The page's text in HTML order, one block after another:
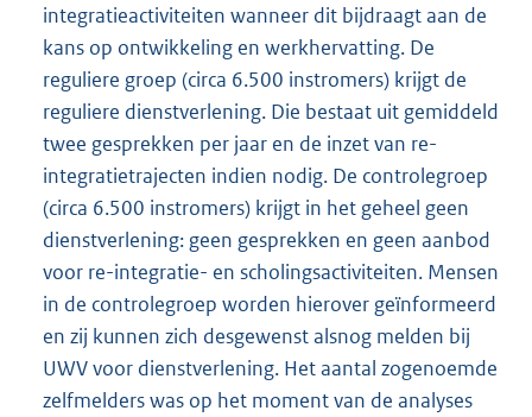
integratieactiviteiten wanneer dit bijdraagt aan de
kans op ontwikkeling en werkhervatting. De
reguliere groep (circa 6.500 instromers) krijgt de
reguliere dienstverlening. Die bestaat uit gemiddeld
twee gesprekken per jaar en de inzet van re-
integratietrajecten indien nodig. De controlegroep
(circa 6.500 instromers) krijgt in het geheel geen
dienstverlening: geen gesprekken en geen aanbod
voor re-integratie- en scholingsactiviteiten. Mensen
in de controlegroep worden hierover geïnformeerd
en zij kunnen zich desgewenst alsnog melden bij
UWV voor dienstverlening. Het aantal zogenoemde
zelfmelders was op het moment van de analyses